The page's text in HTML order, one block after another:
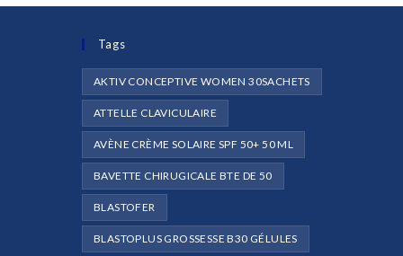
Tags
AKTIV CONCEPTIVE WOMEN 30SACHETS
ATTELLE CLAVICULAIRE
AVÈNE CRÈME SOLAIRE SPF 50+ 50 ML
BAVETTE CHIRUGICALE BTE DE 50
BLASTOFER
BLASTOPLUS GROSSESSE B30 GÉLULES